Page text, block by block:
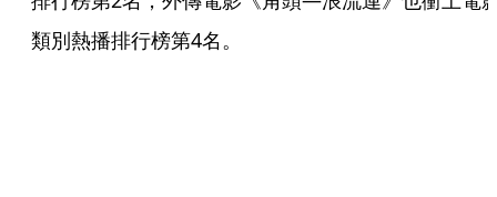
類別熱播排行榜第4名。